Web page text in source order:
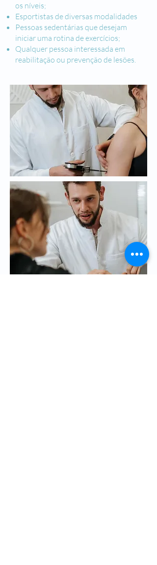
os níveis;
Esportistas de diversas modalidades
Pessoas sedentárias que desejam
iniciar uma rotina de exercícios;
Qualquer pessoa interessada em
reabilitação ou prevenção de lesões.